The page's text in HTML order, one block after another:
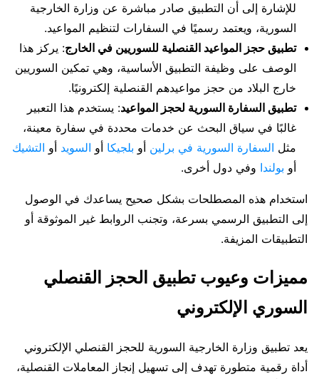
للإشارة إلى أن التطبيق صادر مباشرة عن وزارة الخارجية
السورية، ويعتمد رسميًا في السفارات لتنظيم المواعيد.
تطبيق حجز المواعيد القنصلية للسوريين في الخارج: يركز هذا
الوصف على وظيفة التطبيق الأساسية، وهي تمكين السوريين
خارج البلاد من حجز مواعيدهم القنصلية إلكترونيًا.
تطبيق السفارة السورية لحجز المواعيد: يستخدم هذا التعبير
غالبًا في سياق البحث عن خدمات محددة في سفارة معينة،
مثل السفارة السورية في برلين أو بلجيكا أو السويد أو التشيك
أو بولندا وفي دول أخرى.
استخدام هذه المصطلحات بشكل صحيح يساعدك في الوصول
إلى التطبيق الرسمي بسرعة، وتجنب الروابط غير الموثوقة أو
التطبيقات المزيفة.
مميزات وعيوب تطبيق الحجز القنصلي
السوري الإلكتروني
يعد تطبيق وزارة الخارجية السورية للحجز القنصلي الإلكتروني
أداة رقمية متطورة تهدف إلى تسهيل إنجاز المعاملات القنصلية،